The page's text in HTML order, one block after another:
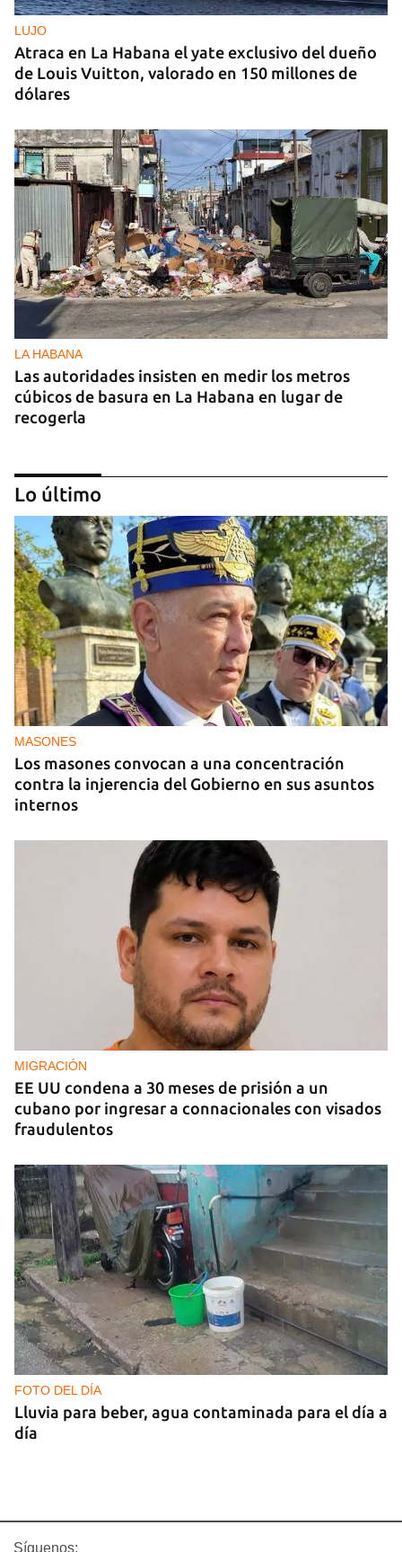
LUJO
Atraca en La Habana el yate exclusivo del dueño
de Louis Vuitton, valorado en 150 millones de
dólares
LA HABANA
Las autoridades insisten en medir los metros
cúbicos de basura en La Habana en lugar de
recogerla
25N
Pese al subregistro de los datos oficiales, Cuba
tiene una alta incidencia de feminicidios
Lo último
MASONES
Los masones convocan a una concentración
contra la injerencia del Gobierno en sus asuntos
internos
MIGRACIÓN
EE UU condena a 30 meses de prisión a un
cubano por ingresar a connacionales con visados
fraudulentos
FOTO DEL DÍA
Lluvia para beber, agua contaminada para el día a
día
Síguenos: